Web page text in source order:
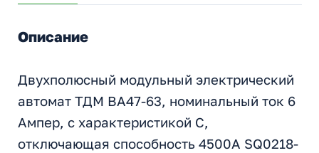
Описание
Двухполюсный модульный электрический
автомат ТДМ ВА47-63, номинальный ток 6
Ампер, с характеристикой С,
отключающая способность 4500А SQ0218-